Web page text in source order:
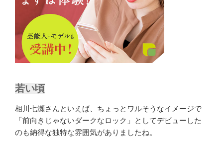
若い頃
相川七瀬さんといえば、ちょっとワルそうなイメージで
「前向きじゃないダークなロック」としてデビューした
のも納得な独特な雰囲気がありましたね。